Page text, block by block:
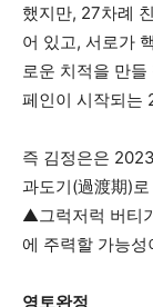
했지만, 27차례
어 있고, 서로가
로운 치적을 만
페인이 시작되는
즉 김정은은
과도기(過渡期)
▲그럭저럭 버티
에 주력할 가능성
영토완정